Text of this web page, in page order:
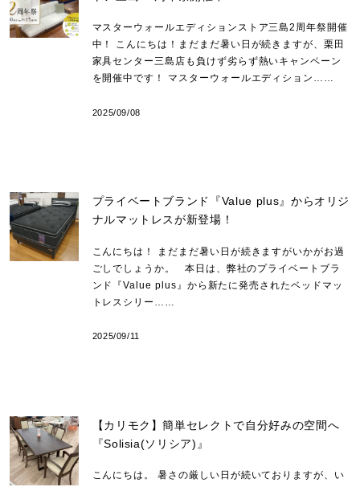
マスターウォールエディションストア三島2周年祭開催
中！ こんにちは！まだまだ暑い日が続きますが、栗田
家具センター三島店も負けず劣らず熱いキャンペーン
を開催中です！ マスターウォールエディション……
2025/09/08
プライベートブランド『Value plus』からオリジ
ナルマットレスが新登場！
こんにちは！ まだまだ暑い日が続きますがいかがお過
ごしでしょうか。 本日は、弊社のプライベートブラ
ンド『Value plus』から新たに発売されたベッドマッ
トレスシリー……
2025/09/11
【カリモク】簡単セレクトで自分好みの空間へ
『Solisia(ソリシア)』
こんにちは。 暑さの厳しい日が続いておりますが、い